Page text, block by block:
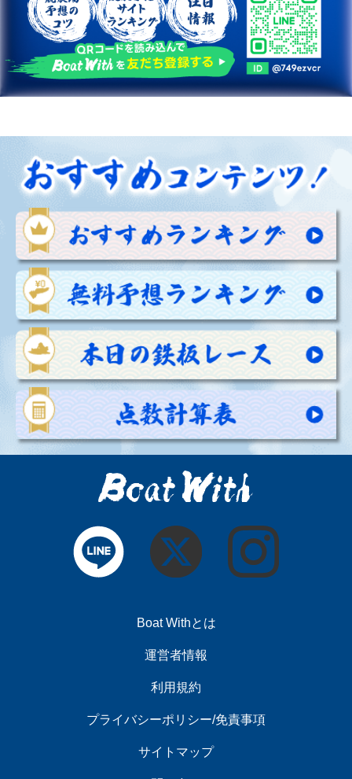
Boat Withとは
運営者情報
利用規約
プライバシーポリシー/免責事項
サイトマップ